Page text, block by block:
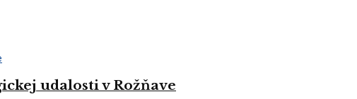
udalosti v Rožňave